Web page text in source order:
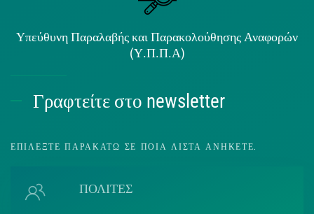
Υπεύθυνη Παραλαβής και Παρακολούθησης Αναφορών
(Υ.Π.Π.Α)
Γραφτείτε στο newsletter
ΕΠΙΛΈΞΤΕ ΠΑΡΑΚΆΤΩ ΣΕ ΠΟΙΑ ΛΊΣΤΑ ΑΝΉΚΕΤΕ.
ΠΟΛΙΤΕΣ